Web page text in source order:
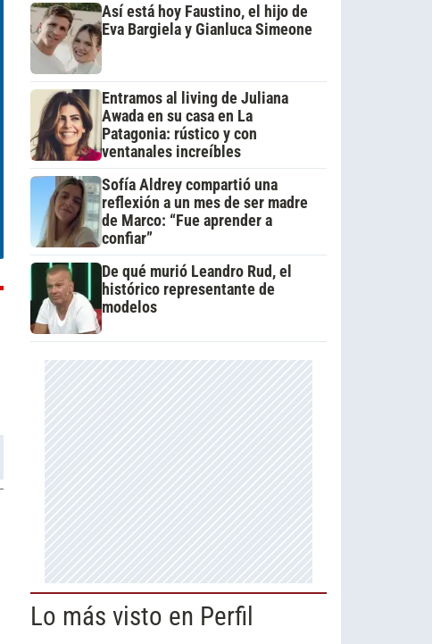
Así está hoy Faustino, el hijo de
Eva Bargiela y Gianluca Simeone
Entramos al living de Juliana
Awada en su casa en La
Patagonia: rústico y con
ventanales increíbles
Sofía Aldrey compartió una
reflexión a un mes de ser madre
de Marco: “Fue aprender a
confiar”
De qué murió Leandro Rud, el
histórico representante de
modelos
Lo más visto en Perfil